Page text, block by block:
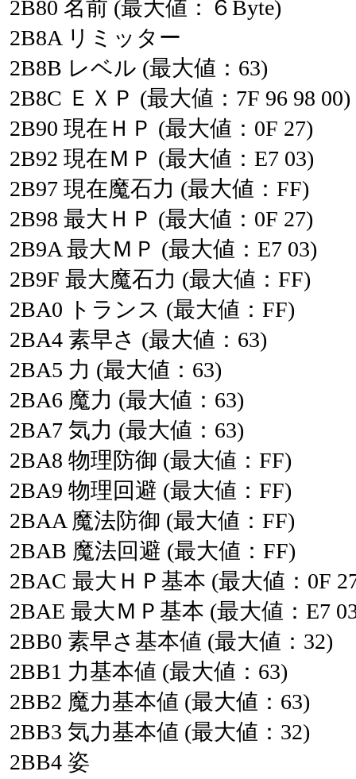
2B80 名前 (最大値：６Byte)
2B8A リミッター
2B8B レベル (最大値：63)
2B8C ＥＸＰ (最大値：7F 96 98 00)
2B90 現在ＨＰ (最大値：0F 27)
2B92 現在ＭＰ (最大値：E7 03)
2B97 現在魔石力 (最大値：FF)
2B98 最大ＨＰ (最大値：0F 27)
2B9A 最大ＭＰ (最大値：E7 03)
2B9F 最大魔石力 (最大値：FF)
2BA0 トランス (最大値：FF)
2BA4 素早さ (最大値：63)
2BA5 力 (最大値：63)
2BA6 魔力 (最大値：63)
2BA7 気力 (最大値：63)
2BA8 物理防御 (最大値：FF)
2BA9 物理回避 (最大値：FF)
2BAA 魔法防御 (最大値：FF)
2BAB 魔法回避 (最大値：FF)
2BAC 最大ＨＰ基本 (最大値：0F
2BAE 最大ＭＰ基本 (最大値：E7
2BB0 素早さ基本値 (最大値：32)
2BB1 力基本値 (最大値：63)
2BB2 魔力基本値 (最大値：63)
2BB3 気力基本値 (最大値：32)
2BB4 姿